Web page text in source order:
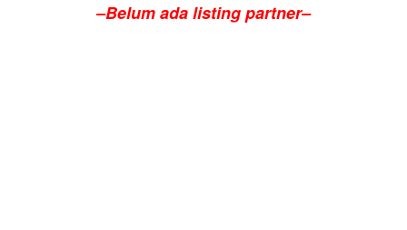
–Belum ada listing partner–